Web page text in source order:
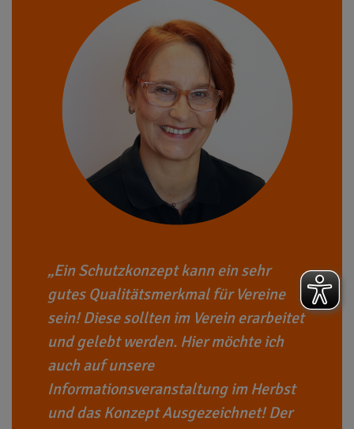
Ein Schutzkonzept kann ein sehr
gutes Qualitätsmerkmal für Vereine
sein! Diese sollten im Verein erarbeitet
und gelebt werden. Hier möchte ich
auch auf unsere
Informationsveranstaltung im Herbst
und das Konzept Ausgezeichnet! Der